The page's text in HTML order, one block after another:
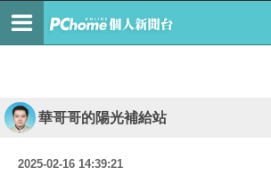
華哥哥的陽光補給站
2025-02-16 14:39:21